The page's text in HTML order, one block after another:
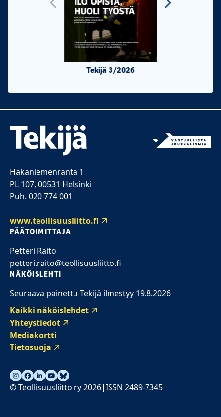
Tekijä 3/2026
Hakaniemenranta 1
PL 107, 00531 Helsinki
Puh. 020 774 001
www.teollisuusliitto.fi
PÄÄTOIMITTAJA
Petteri Raito
petteri.raito@teollisuusliitto.fi
NÄKÖISLEHTI
Seuraava painettu Tekijä ilmestyy 19.8.2026
Kaikki näköislehdet
Yhteystiedot
Mediakortti
Tietosuoja
© Teollisuusliitto ry 2026|ISSN 2489-7345